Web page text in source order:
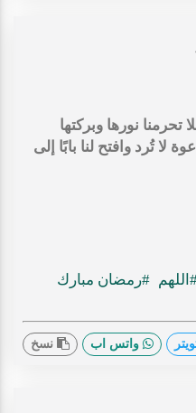
تحرمنا نورها وبركتها
لا تُرد وافتح لنا بابًا إلى
#رمضان مبارك
واتس اب نسخ